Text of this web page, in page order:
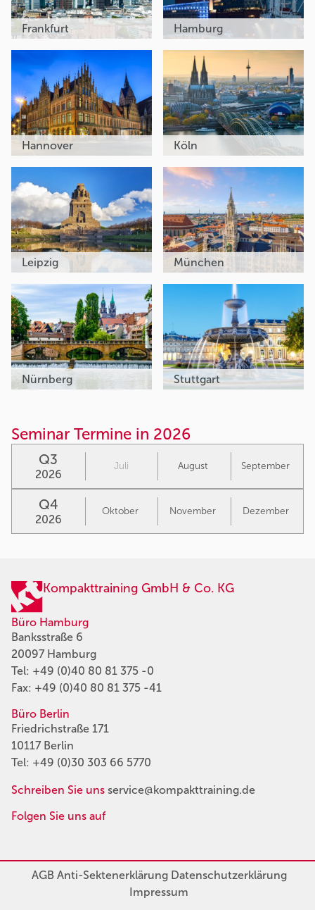
Frankfurt Hamburg
Hannover Köln
Leipzig München
Nürnberg Stuttgart
Seminar Termine in 2026
Q3
2026
Juli August September
Q4
2026
Oktober November Dezember
Kompakttraining GmbH & Co. KG
Büro Hamburg
Banksstraße 6
20097 Hamburg
Tel: +49 (0)40 80 81 375 -0
Fax: +49 (0)40 80 81 375 -41
Büro Berlin
Friedrichstraße 171
10117 Berlin
Tel: +49 (0)30 303 66 5770
Schreiben Sie uns service@kompakttraining.de
Folgen Sie uns auf
AGBAnti-SektenerklärungDatenschutzerklärung
Impressum